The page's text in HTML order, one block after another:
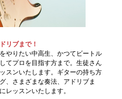
リブまで！
やりたい中高生、かつてビートル
てプロを目指す方まで。生徒さん
スンいたします。ギターの持ち方
、さまざまな奏法、アドリブま
レッスンいたします。